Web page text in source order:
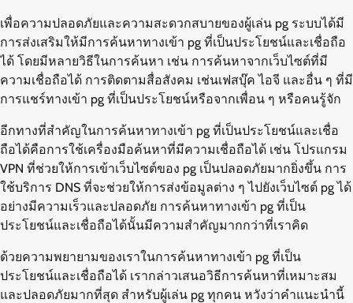
เพื่อความปลอดภัยและความสะดวกสบายของผู้เล่น pg ระบบได้มี
การส่งเสริมให้มีการค้นหาทางเข้า pg ที่เป็นประโยชน์และเชื่อถือ
ได้ โดยมีหลายวิธีในการค้นหา เช่น การค้นหาจากเว็บไซต์ที่มี
ความเชื่อถือได้ การติดตามสื่อสังคม เช่นเฟสบุ๊ค ไอจี และอื่น ๆ ที่มี
การแชร์ทางเข้า pg ที่เป็นประโยชน์หรือจากเพื่อน ๆ หรือคนรู้จัก
อีกทางที่สำคัญในการค้นหาทางเข้า pg ที่เป็นประโยชน์และเชื่อ
ถือได้คือการใช้เครื่องมือค้นหาที่มีความเชื่อถือได้ เช่น โปรแกรม
VPN ที่ช่วยให้การเข้าเว็บไซต์ของ pg เป็นปลอดภัยมากยิ่งขึ้น การ
ใช้บริการ DNS ที่จะช่วยให้การส่งข้อมูลต่าง ๆ ไปยังเว็บไซต์ pg ได้
อย่างมีความเร็วและปลอดภัย การค้นหาทางเข้า pg ที่เป็น
ประโยชน์และเชื่อถือได้นั้นมีความสำคัญมากกว่าที่เราคิด
ด้วยความพยายามของเราในการค้นหาทางเข้า pg ที่เป็น
ประโยชน์และเชื่อถือได้ เรากล่าวเสนอวิธีการค้นหาที่เหมาะสม
และปลอดภัยมากที่สุด สำหรับผู้เล่น pg ทุกคน หวังว่าคำแนะนำนี้